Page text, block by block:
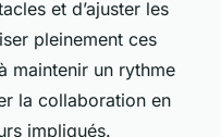
et d’ajuster les
pleinement ces
maintenir un rythme
la collaboration en
impliqués.